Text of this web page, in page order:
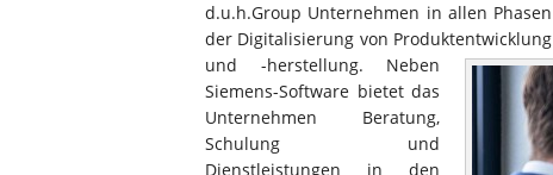
d.u.h.Group Unternehmen in allen Phasen
der Digitalisierung von Produktentwicklung
und -herstellung. Neben
Siemens-Software bietet das
Unternehmen Beratung,
Schulung und
Dienstleistungen in den